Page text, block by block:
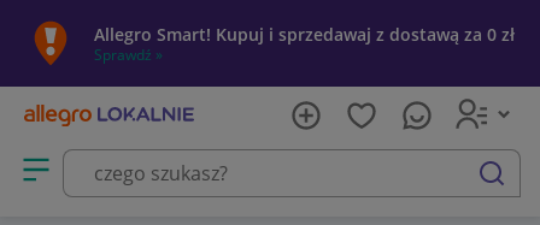
Allegro Smart! Kupuj i sprzedawaj z dostawą za 0 zł
Sprawdź »
Otwórz menu z kategoriami
szukaj